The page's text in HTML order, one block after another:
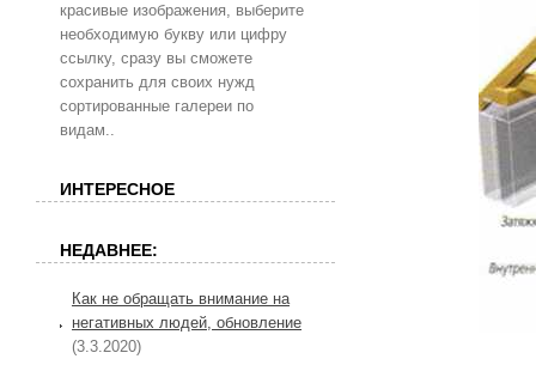
красивые изображения, выберите
необходимую букву или цифру
ссылку, сразу вы сможете
сохранить для своих нужд
сортированные галереи по
видам..
ИНТЕРЕСНОЕ
НЕДАВНЕЕ:
Как не обращать внимание на
негативных людей, обновление
(3.3.2020)